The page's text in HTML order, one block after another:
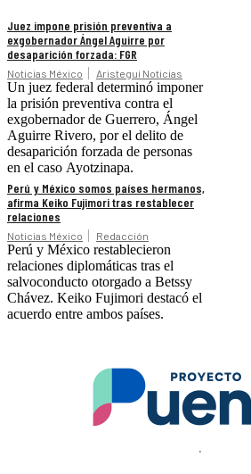
Juez impone prisión preventiva a
exgobernador Ángel Aguirre por
desaparición forzada: FGR
Noticias México Aristegui Noticias
Un juez federal determinó imponer
la prisión preventiva contra el
exgobernador de Guerrero, Ángel
Aguirre Rivero, por el delito de
desaparición forzada de personas
en el caso Ayotzinapa.
Perú y México somos países hermanos,
afirma Keiko Fujimori tras restablecer
relaciones
Noticias México Redacción
Perú y México restablecieron
relaciones diplomáticas tras el
salvoconducto otorgado a Betssy
Chávez. Keiko Fujimori destacó el
acuerdo entre ambos países.
.